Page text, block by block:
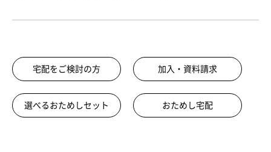
宅配をご検討の方 加入・資料請求
選べるおためしセット おためし宅配